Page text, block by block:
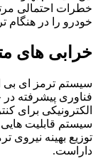
خطرات احتمالی
خودرو را در
خرابی های
فناوری پیشرفته
الکترونیکی برای
سیستم قابلیت
توزیع بهینه نیروی
داراست.